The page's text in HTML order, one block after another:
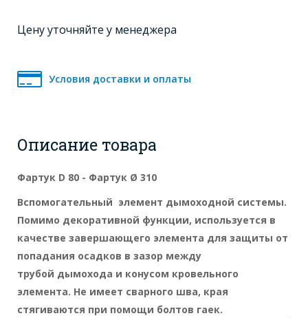
Цену уточняйте у менеджера
Условия доставки и оплаты
Описание товара
Фартук D 80 - Фартук Ø 310
Вспомогательный элемент дымоходной системы.
Помимо декоративной функции, используется в
качестве завершающего элемента для защиты от
попадания осадков в зазор между
трубой дымохода и конусом кровельного
элемента. Не имеет сварного шва, края
стягиваются при помощи болтов гаек.